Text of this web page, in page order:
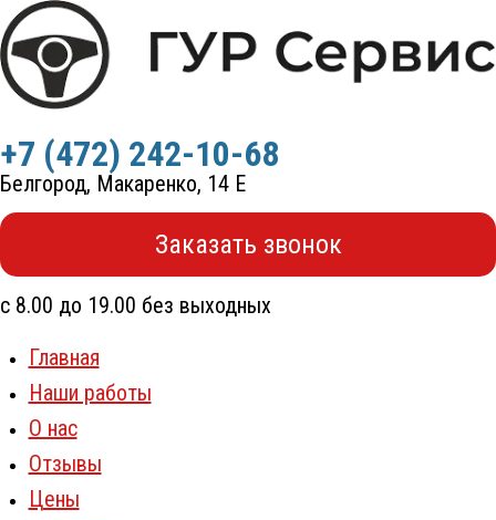
Перейти
к
содержимому
+7 (472) 242-10-68
Белгород, Макаренко, 14 Е
Заказать звонок
с 8.00 до 19.00 без выходных
Главная
Наши работы
О нас
Отзывы
Цены